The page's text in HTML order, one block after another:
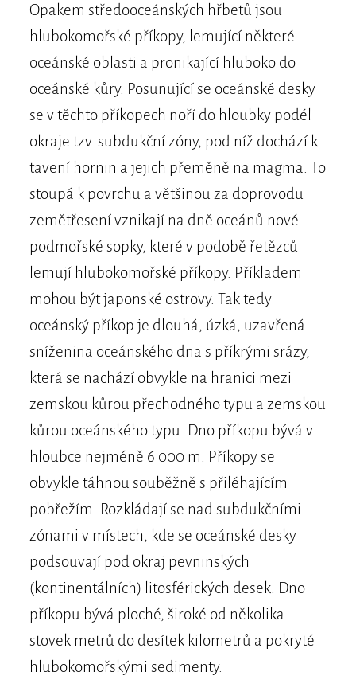
Opakem středooceánských hřbetů jsou
hlubokomořské příkopy, lemující některé
oceánské oblasti a pronikající hluboko do
oceánské kůry. Posunující se oceánské desky
se v těchto příkopech noří do hloubky podél
okraje tzv. subdukční zóny, pod níž dochází k
tavení hornin a jejich přeměně na magma. To
stoupá k povrchu a většinou za doprovodu
zemětřesení vznikají na dně oceánů nové
podmořské sopky, které v podobě řetězců
lemují hlubokomořské příkopy. Příkladem
mohou být japonské ostrovy. Tak tedy
oceánský příkop je dlouhá, úzká, uzavřená
sníženina oceánského dna s příkrými srázy,
která se nachází obvykle na hranici mezi
zemskou kůrou přechodného typu a zemskou
kůrou oceánského typu. Dno příkopu bývá v
hloubce nejméně 6 000 m. Příkopy se
obvykle táhnou souběžně s přiléhajícím
pobřežím. Rozkládají se nad subdukčními
zónami v místech, kde se oceánské desky
podsouvají pod okraj pevninských
(kontinentálních) litosférických desek. Dno
příkopu bývá ploché, široké od několika
stovek metrů do desítek kilometrů a pokryté
hlubokomořskými sedimenty.